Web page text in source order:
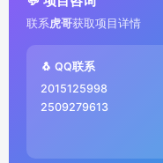
联系 虎哥获取项目详情
🐧 QQ联系
2015125998
2509279613